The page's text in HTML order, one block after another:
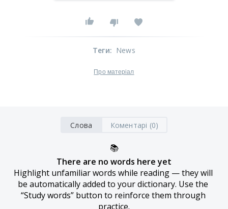
Теги: News
Про матеріал
Слова Коментарі (0)
📚
There are no words here yet
Highlight unfamiliar words while reading — they will
be automatically added to your dictionary. Use the
“Study words” button to reinforce them through
practice.